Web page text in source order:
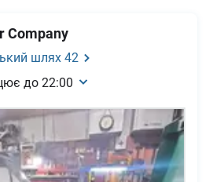
Company
шлях 42
до 22:00